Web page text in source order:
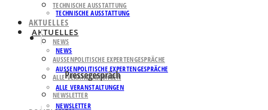
TECHNISCHE AUSSTATTUNG
AKTUELLES
NEWS
AUSSENPOLITISCHE EXPERTENGESPRÄCHE
ALLE VERANSTALTUNGEN
NEWSLETTER
TECHNISCHE AUSSTATTUNG
AKTUELLES
NEWS
AUSSENPOLITISCHE EXPERTENGESPRÄCHE
ALLE VERANSTALTUNGEN
NEWSLETTER
Pressegespräch